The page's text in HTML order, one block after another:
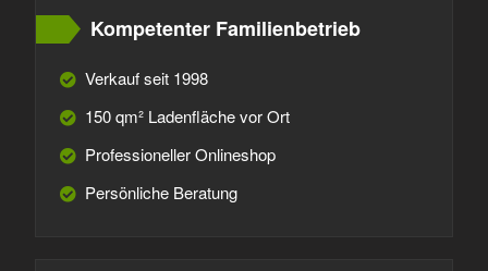
Kompetenter Familienbetrieb
Verkauf seit 1998
150 qm² Ladenfläche vor Ort
Professioneller Onlineshop
Persönliche Beratung